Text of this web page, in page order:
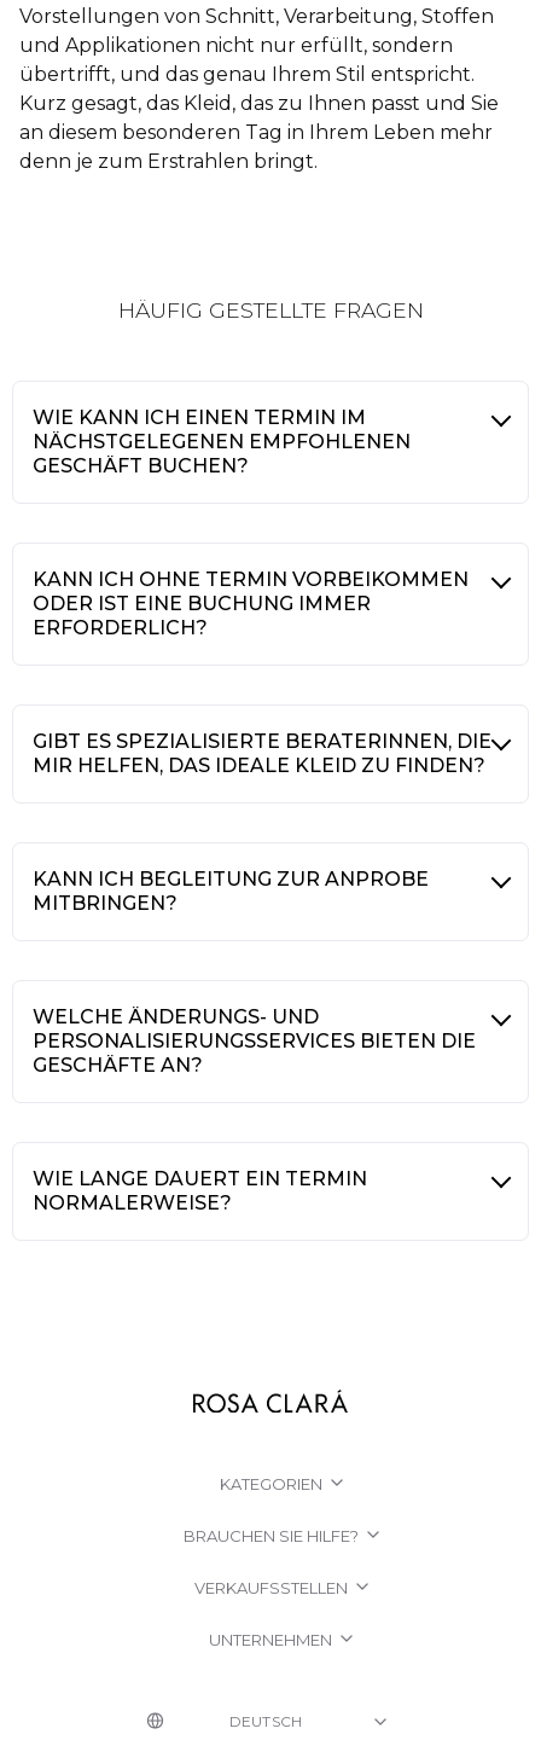
Vorstellungen von Schnitt, Verarbeitung, Stoffen
und Applikationen nicht nur erfüllt, sondern
übertrifft, und das genau Ihrem Stil entspricht.
Kurz gesagt, das Kleid, das zu Ihnen passt und Sie
an diesem besonderen Tag in Ihrem Leben mehr
denn je zum Erstrahlen bringt.
HÄUFIG GESTELLTE FRAGEN
WIE KANN ICH EINEN TERMIN IM
NÄCHSTGELEGENEN EMPFOHLENEN
GESCHÄFT BUCHEN?
KANN ICH OHNE TERMIN VORBEIKOMMEN
ODER IST EINE BUCHUNG IMMER
ERFORDERLICH?
GIBT ES SPEZIALISIERTE BERATERINNEN, DIE
MIR HELFEN, DAS IDEALE KLEID ZU FINDEN?
KANN ICH BEGLEITUNG ZUR ANPROBE
MITBRINGEN?
WELCHE ÄNDERUNGS- UND
PERSONALISIERUNGSSERVICES BIETEN DIE
GESCHÄFTE AN?
WIE LANGE DAUERT EIN TERMIN
NORMALERWEISE?
KATEGORIEN
BRAUCHEN SIE HILFE?
VERKAUFSSTELLEN
UNTERNEHMEN